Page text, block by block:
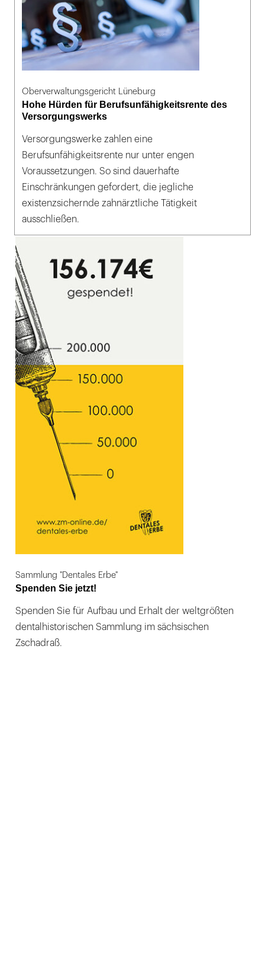
Oberverwaltungsgericht Lüneburg
Hohe Hürden für Berufsunfähigkeitsrente des
Versorgungswerks
Versorgungswerke zahlen eine
Berufsunfähigkeitsrente nur unter engen
Voraussetzungen. So sind dauerhafte
Einschränkungen gefordert, die jegliche
existenzsichernde zahnärztliche Tätigkeit
ausschließen.
Sammlung "Dentales Erbe"
Spenden Sie jetzt!
Spenden Sie für Aufbau und Erhalt der weltgrößten
dentalhistorischen Sammlung im sächsischen
Zschadraß.